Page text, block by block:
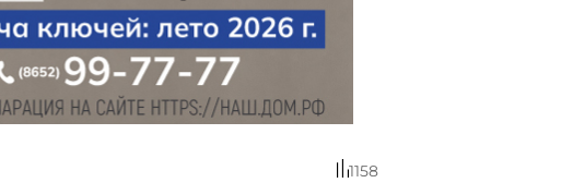
1158